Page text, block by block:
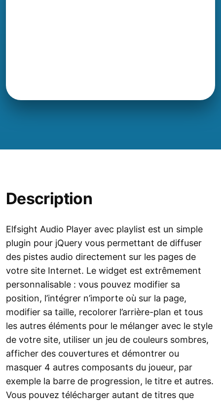
Description
Elfsight Audio Player avec playlist est un simple
plugin pour jQuery vous permettant de diffuser
des pistes audio directement sur les pages de
votre site Internet. Le widget est extrêmement
personnalisable : vous pouvez modifier sa
position, l’intégrer n’importe où sur la page,
modifier sa taille, recolorer l’arrière-plan et tous
les autres éléments pour le mélanger avec le style
de votre site, utiliser un jeu de couleurs sombres,
afficher des couvertures et démontrer ou
masquer 4 autres composants du joueur, par
exemple la barre de progression, le titre et autres.
Vous pouvez télécharger autant de titres que